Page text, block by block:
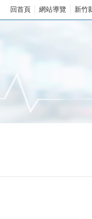
回首頁 網站導覽 新竹